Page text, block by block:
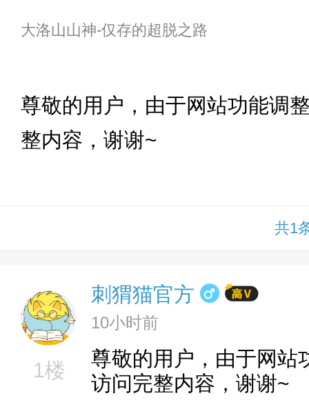
大洛山山神-仅存的超脱之路
尊敬的用户，由于网站功能调
整内容，谢谢~
共1
1楼
刺猬猫官方
10小时前
尊敬的用户，由于网站
访问完整内容，谢谢~